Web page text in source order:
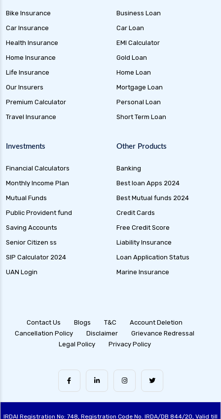
Bike Insurance
Car Insurance
Health Insurance
Home Insurance
Life Insurance
Our Insurers
Premium Calculator
Travel Insurance
Business Loan
Car Loan
EMI Calculator
Gold Loan
Home Loan
Mortgage Loan
Personal Loan
Short Term Loan
Investments
Financial Calculators
Monthly Income Plan
Mutual Funds
Public Provident fund
Saving Accounts
Senior Citizen ss
SIP Calculator 2024
UAN Login
Other Products
Banking
Best loan Apps 2024
Best Mutual funds 2024
Credit Cards
Free Credit Score
Liability Insurance
Loan Application Status
Marine Insurance
Contact Us Blogs T&C
Account Deletion
Cancellation Policy
Disclaimer
Grievance Redressal
Legal Policy
Privacy Policy
IRDAI Registration No: 748, Registration Code No. IRDA/DB 844/20, Valid till